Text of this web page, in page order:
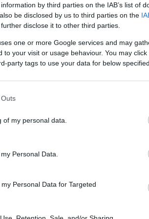
by third parties on the IAB’s list of
be disclosed by us to third parties on the
disclose it to other third parties.
one or more Google services and may
to your visit or usage behaviour. You may
party tags to use your data for below
my personal data.
Personal Data.
Personal Data for Targeted
να αναπτύξουν όγκο,
εβδομάδα.
Μάαστριχτ που διεξήγαγαν τη
καφέ.
άντρες άνω των 50 να έχουν
είναι παράγοντας κλειδί για
καρκίνο του προστάτη και
Causes Control.